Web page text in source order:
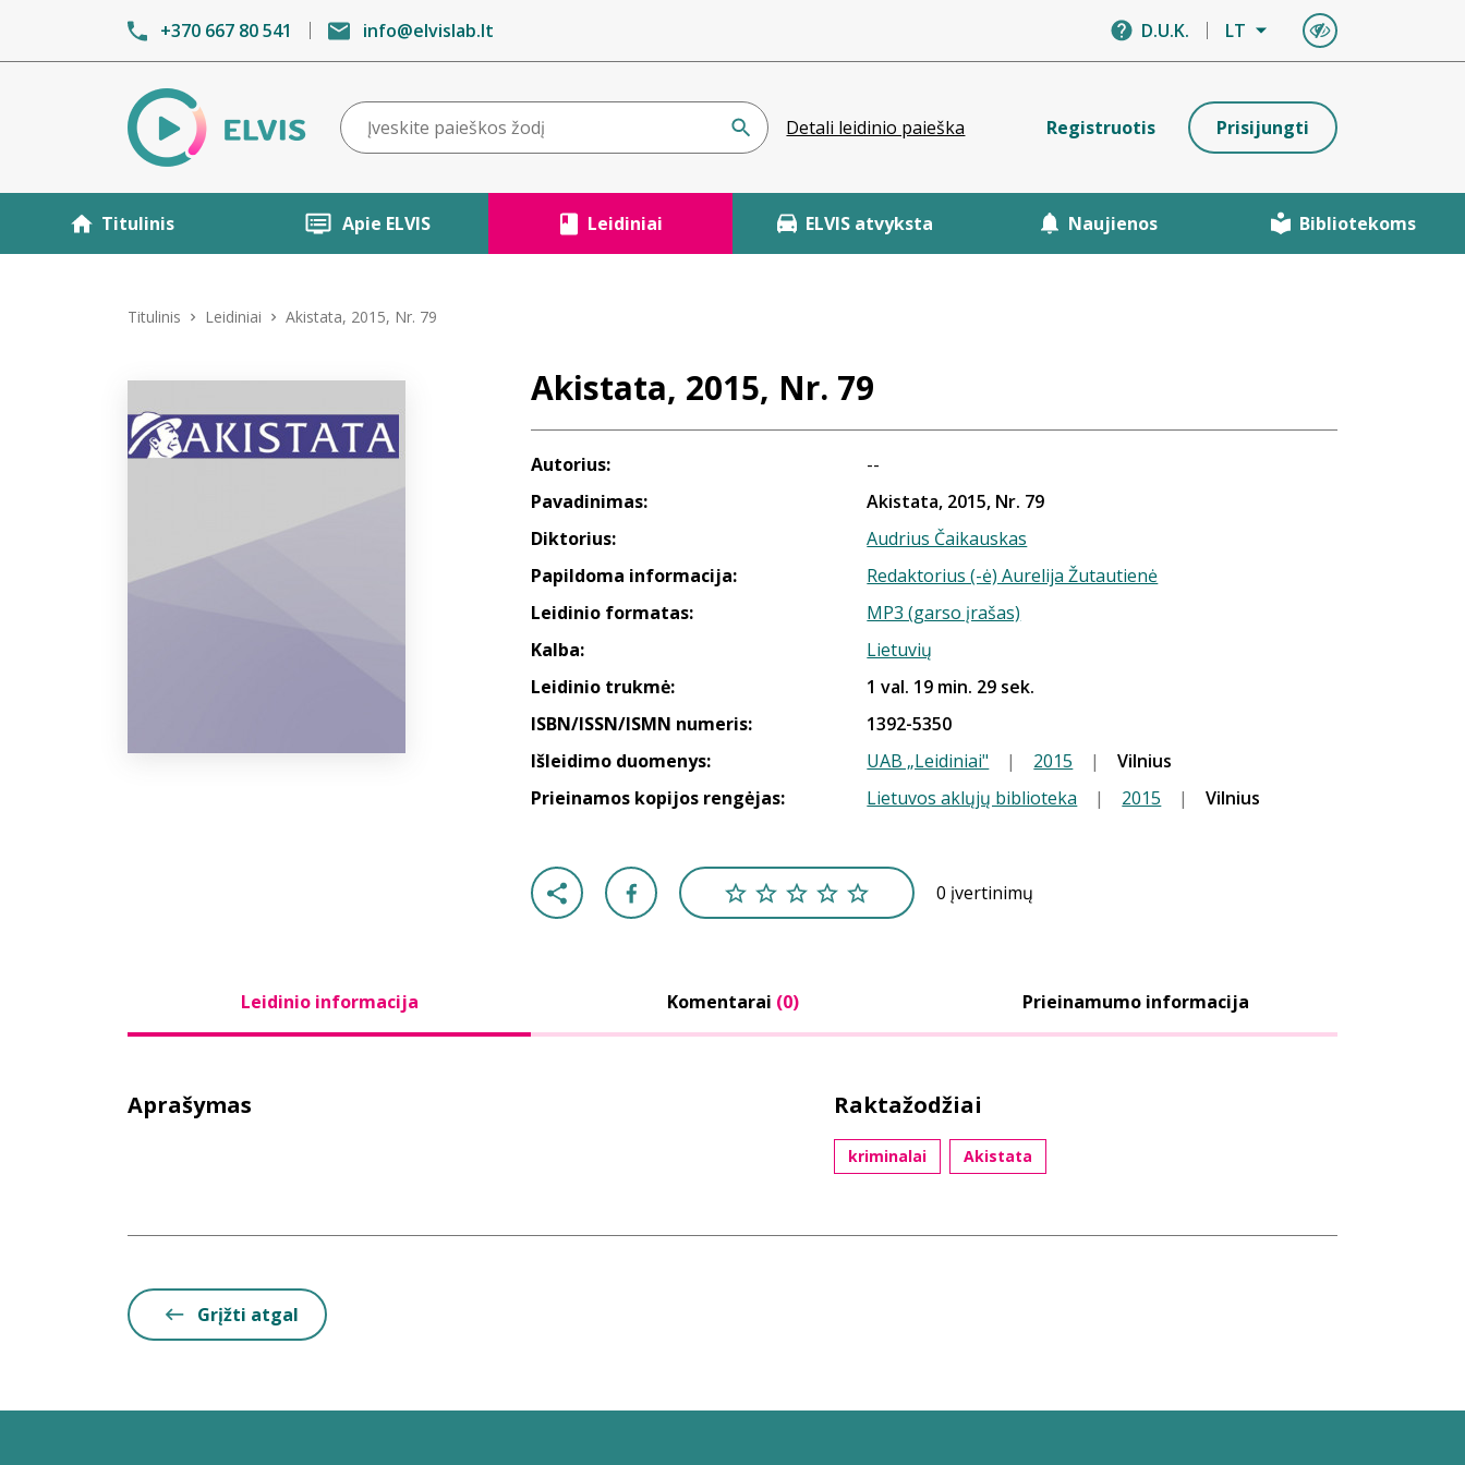
+370 667 80 541 info@elvislab.lt D.U.K. LT
Detali leidinio paieška Registruotis Prisijungti
Titulinis Apie ELVIS Leidiniai ELVIS atvyksta Naujienos Bibliotekoms
Titulinis Leidiniai Akistata, 2015, Nr. 79
Akistata, 2015, Nr. 79
Autorius:
--
Pavadinimas:
Akistata, 2015, Nr. 79
Diktorius:
Audrius Čaikauskas
Papildoma informacija:
Redaktorius (-ė) Aurelija Žutautienė
Leidinio formatas:
MP3 (garso įrašas)
Kalba:
Lietuvių
Leidinio trukmė:
1 val. 19 min. 29 sek.
ISBN/ISSN/ISMN numeris:
1392-5350
Išleidimo duomenys:
UAB „Leidiniai" | 2015 |
Vilnius
Prieinamos kopijos rengėjas:
Lietuvos aklųjų biblioteka | 2015 | Vilnius
0 įvertinimų
Leidinio informacija Komentarai (0) Prieinamumo informacija
Aprašymas Raktažodžiai
kriminalai Akistata
Grįžti atgal